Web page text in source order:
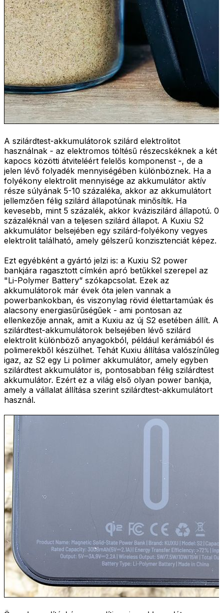
A szilárdtest-akkumulátorok szilárd elektrolitot
használnak - az elektromos töltésű részecskéknek a két
kapocs közötti átviteléért felelős komponenst -, de a
jelen lévő folyadék mennyiségében különböznek. Ha a
folyékony elektrolit mennyisége az akkumulátor aktív
része súlyának 5-10 százaléka, akkor az akkumulátort
jellemzően félig szilárd állapotúnak minősítik. Ha
kevesebb, mint 5 százalék, akkor kváziszilárd állapotú. 0
százaléknál van a teljesen szilárd állapot. A Kuxiu S2
akkumulátor belsejében egy szilárd-folyékony vegyes
elektrolit található, amely gélszerű konzisztenciát képez.
Ezt egyébként a gyártó jelzi is: a Kuxiu S2 power
bankjára ragasztott címkén apró betűkkel szerepel az
"Li-Polymer Battery” szókapcsolat. Ezek az
akkumulátorok már évek óta jelen vannak a
powerbankokban, és viszonylag rövid élettartamúak és
alacsony energiasűrűségűek - ami pontosan az
ellenkezője annak, amit a Kuxiu az új S2 esetében állít. A
szilárdtest-akkumulátorok belsejében lévő szilárd
elektrolit különböző anyagokból, például kerámiából és
polimerekből készülhet. Tehát Kuxiu állítása valószínűleg
igaz, az S2 egy Li polimer akkumulátor, amely egyben
szilárdtest akkumulátor is, pontosabban félig szilárdtest
akkumulátor. Ezért ez a világ első olyan power bankja,
amely a vállalat állítása szerint szilárdtest-akkumulátort
használ.